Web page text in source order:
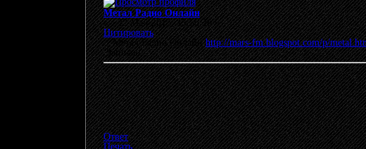
Метал Радио Онлайн
«:22 Май 2015, 15:56:26 »
Цитировать
Метал Радио Онлайнhttp://mars-fm.blogspot.com/p/
Записан
Ответ
Печать